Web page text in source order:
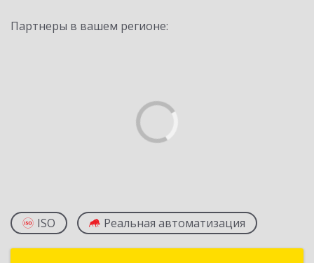
Партнеры в вашем регионе:
ISO Реальная автоматизация